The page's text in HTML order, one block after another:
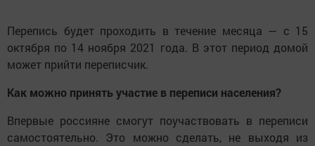
Перепись будет проходить в течение месяца — с 15
октября по 14 ноября 2021 года. В этот период домой
может прийти переписчик.
Как можно принять участие в переписи населения?
Впервые россияне смогут поучаствовать в переписи
самостоятельно. Это можно сделать, не выходя из